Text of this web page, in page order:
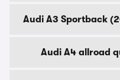
Audi A3 Sportback
Audi A4 allroad